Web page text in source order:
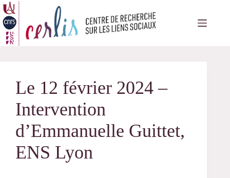
Passer
au
contenu
Le 12 février 2024 –
Intervention
d’Emmanuelle Guittet,
ENS Lyon